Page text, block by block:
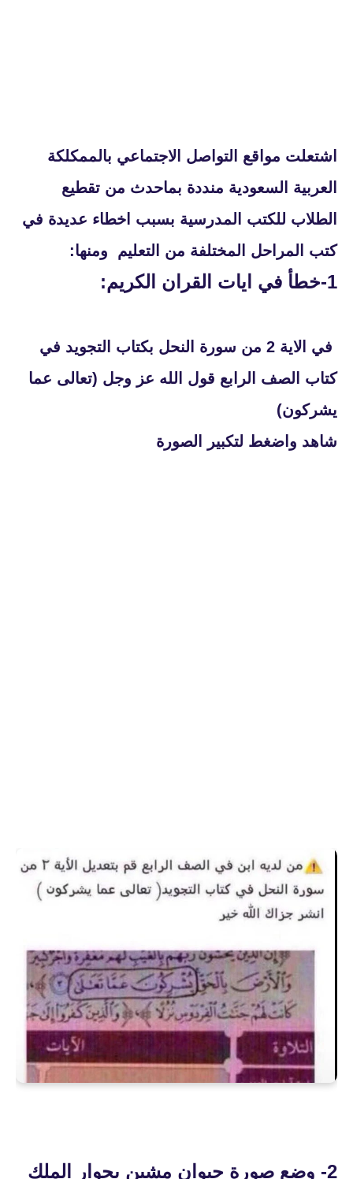
اشتعلت مواقع التواصل الاجتماعي بالممكلكة
العربية السعودية منددة بماحدث من تقطيع
الطلاب للكتب المدرسية بسبب اخطاء عديدة في
كتب المراحل المختلفة من التعليم ومنها:
1-خطأ في ايات القران الكريم:
في الاية 2 من سورة النحل بكتاب التجويد في
كتاب الصف الرابع قول الله عز وجل (تعالى عما
يشركون)
شاهد واضغط لتكبير الصورة
2- وضع صورة حيوان مشين بجوار الملك